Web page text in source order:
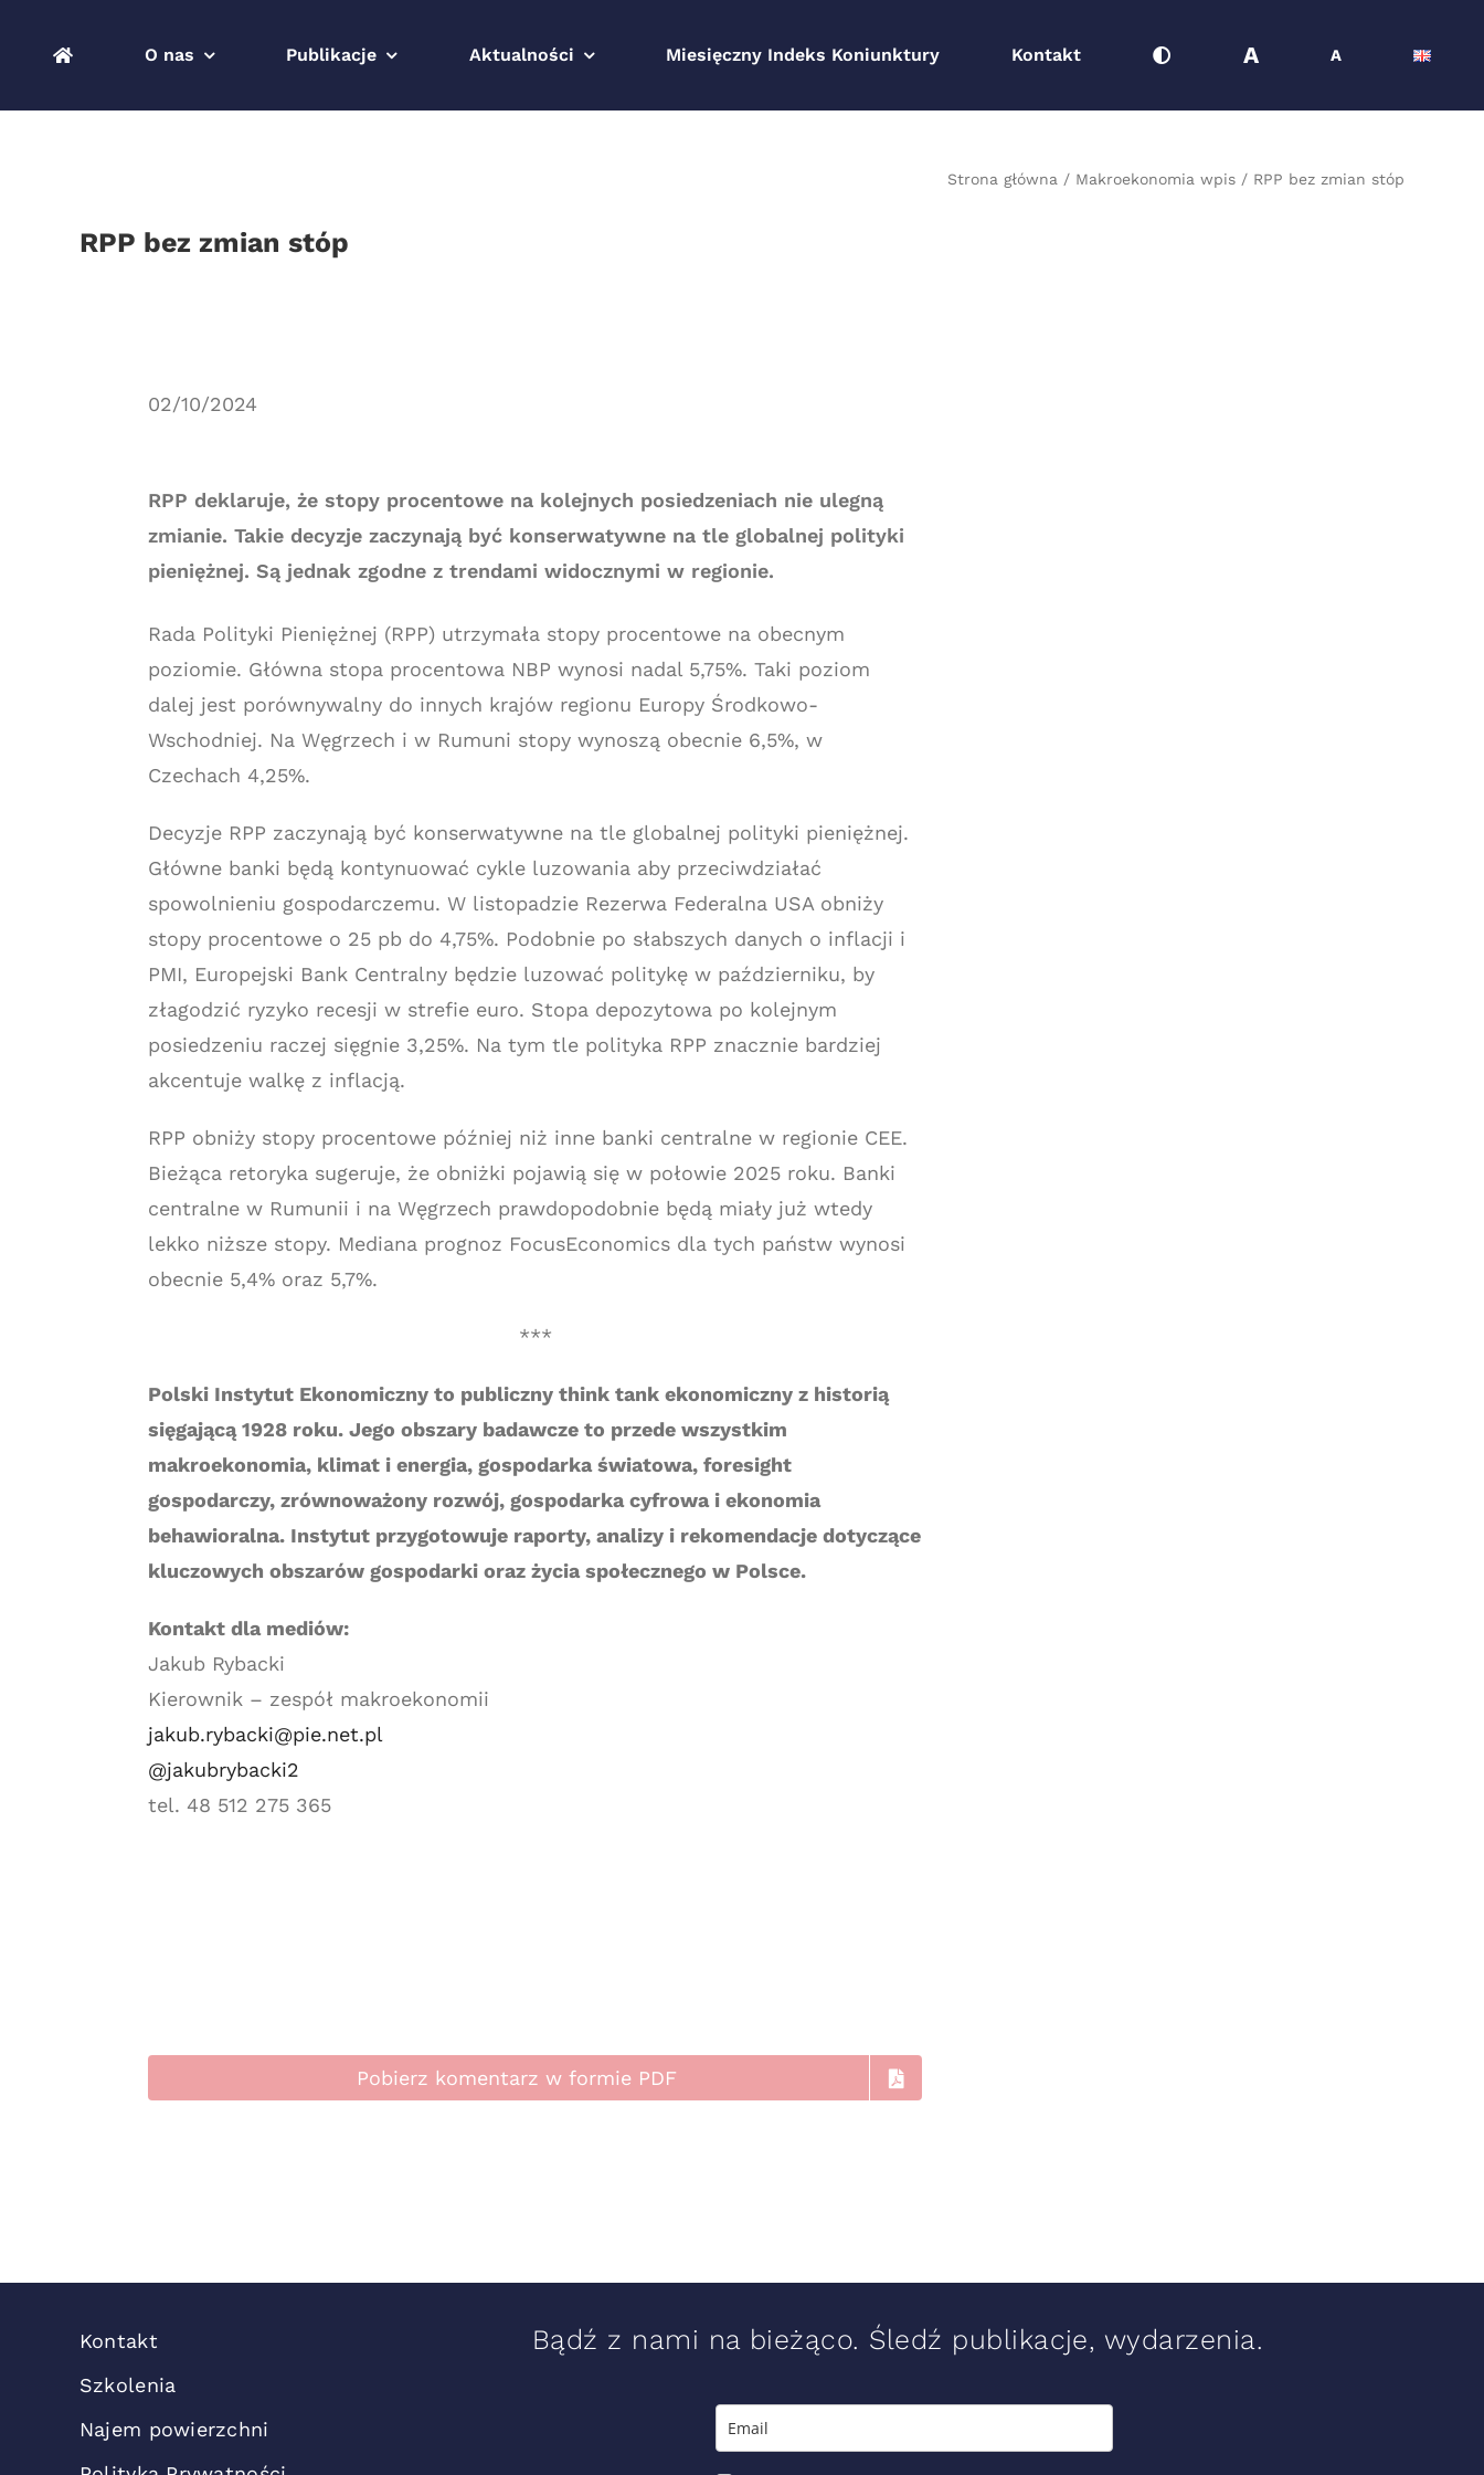
O nas Publikacje Aktualności Miesięczny Indeks Koniunktury Kontakt A A
Strona główna Makroekonomia wpis RPP bez zmian stóp
RPP bez zmian stóp
02/10/2024
RPP deklaruje, że stopy procentowe na kolejnych posiedzeniach nie ulegną
zmianie. Takie decyzje zaczynają być konserwatywne na tle globalnej polityki
pieniężnej. Są jednak zgodne z trendami widocznymi w regionie.
Rada Polityki Pieniężnej (RPP) utrzymała stopy procentowe na obecnym
poziomie. Główna stopa procentowa NBP wynosi nadal 5,75%. Taki poziom
dalej jest porównywalny do innych krajów regionu Europy Środkowo-
Wschodniej. Na Węgrzech i w Rumuni stopy wynoszą obecnie 6,5%, w
Czechach 4,25%.
Decyzje RPP zaczynają być konserwatywne na tle globalnej polityki pieniężnej.
Główne banki będą kontynuować cykle luzowania aby przeciwdziałać
spowolnieniu gospodarczemu. W listopadzie Rezerwa Federalna USA obniży
stopy procentowe o 25 pb do 4,75%. Podobnie po słabszych danych o inflacji i
PMI, Europejski Bank Centralny będzie luzować politykę w październiku, by
złagodzić ryzyko recesji w strefie euro. Stopa depozytowa po kolejnym
posiedzeniu raczej sięgnie 3,25%. Na tym tle polityka RPP znacznie bardziej
akcentuje walkę z inflacją.
RPP obniży stopy procentowe później niż inne banki centralne w regionie CEE.
Bieżąca retoryka sugeruje, że obniżki pojawią się w połowie 2025 roku. Banki
centralne w Rumunii i na Węgrzech prawdopodobnie będą miały już wtedy
lekko niższe stopy. Mediana prognoz FocusEconomics dla tych państw wynosi
obecnie 5,4% oraz 5,7%.
***
Polski Instytut Ekonomiczny to publiczny think tank ekonomiczny z historią
sięgającą 1928 roku. Jego obszary badawcze to przede wszystkim
makroekonomia, klimat i energia, gospodarka światowa, foresight
gospodarczy, zrównoważony rozwój, gospodarka cyfrowa i ekonomia
behawioralna. Instytut przygotowuje raporty, analizy i rekomendacje dotyczące
kluczowych obszarów gospodarki oraz życia społecznego w Polsce.
Kontakt dla mediów:
Jakub Rybacki
Kierownik – zespół makroekonomii
jakub.rybacki@pie.net.pl
@jakubrybacki2
tel. 48 512 275 365
Pobierz komentarz w formie PDF
Kontakt
Szkolenia
Najem powierzchni
Bądź z nami na bieżąco. Śledź publikacje, wydarzenia.